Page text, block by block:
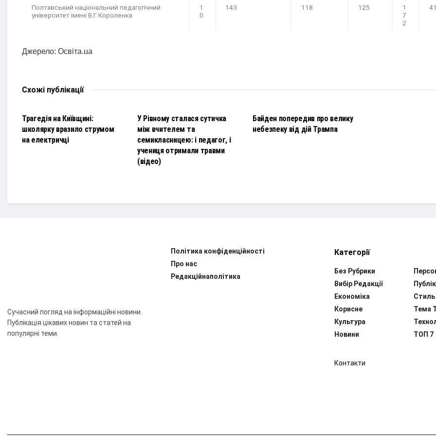
Полтавський національний педагогічний
університет імені В.Г. Короленка
1
0
143 118 125
1
7
2
Джерело: Освіта.ua
Схожі публікації
Трагедія на Київщині:
школярку вразило струмом
на електричці
У Рівному сталася сутичка
між вчителем та
семикласницею: і педагог, і
учениця отримали травми
(відео)
Байден попередив про велику
небезпеку від дій Трампа
Сучасний погляд на інформаційні новини.
Публікація цікавих новин та статей на
популярні теми.
Політика конфіденційності
Про нас
Редакційнаполітика
Категорії
Без Рубрики
Вибір Редакції
Економіка
Корисне
Культура
Новини
Тема
ТОП 7
Контакти